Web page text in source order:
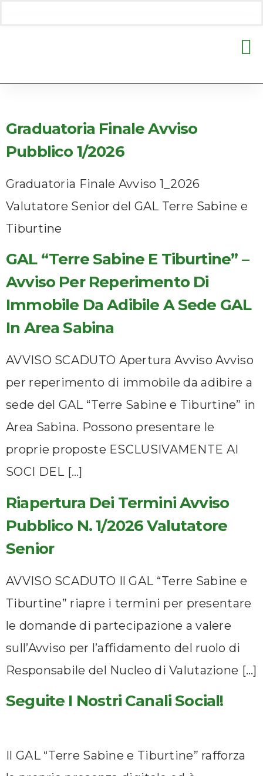
Autore:GAL
Graduatoria Finale Avviso
Pubblico 1/2026
Graduatoria Finale Avviso 1_2026
Valutatore Senior del GAL Terre Sabine e
Tiburtine
GAL “Terre Sabine E Tiburtine” –
Avviso Per Reperimento Di
Immobile Da Adibile A Sede GAL
In Area Sabina
AVVISO SCADUTO Apertura Avviso Avviso
per reperimento di immobile da adibire a
sede del GAL “Terre Sabine e Tiburtine” in
Area Sabina. Possono presentare le
proprie proposte ESCLUSIVAMENTE AI
SOCI DEL […]
Riapertura Dei Termini Avviso
Pubblico N. 1/2026 Valutatore
Senior
AVVISO SCADUTO Il GAL “Terre Sabine e
Tiburtine” riapre i termini per presentare
le domande di partecipazione a valere
sull’Avviso per l’affidamento del ruolo di
Responsabile del Nucleo di Valutazione […]
Seguite I Nostri Canali Social!
Il GAL “Terre Sabine e Tiburtine” rafforza